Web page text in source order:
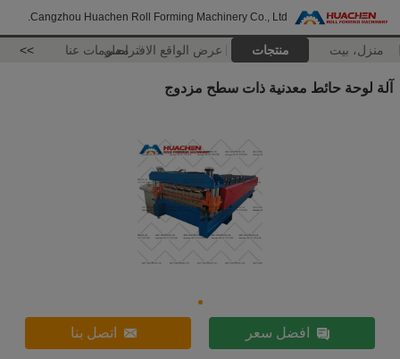
Cangzhou Huachen Roll Forming Machinery Co., Ltd.
منزل، بيت منتجات عرض الواقع الافتراضيمعلومات عنا >>
آلة لوحة حائط معدنية ذات سطح مزدوج
افضل سعر اتصل بنا